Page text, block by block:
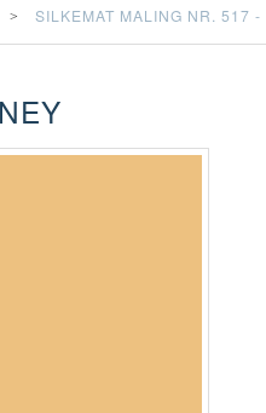
SILKEMAT MALING NR. 517